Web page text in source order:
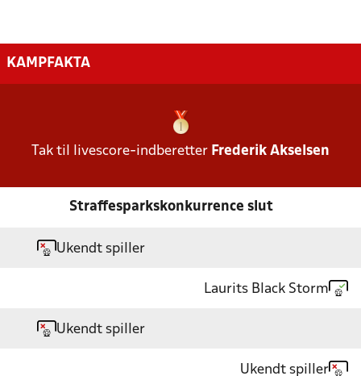
KAMPFAKTA
Tak til livescore-indberetter Frederik Akselsen
Straffesparkskonkurrence slut
Ukendt spiller
Laurits Black Storm
Ukendt spiller
Ukendt spiller